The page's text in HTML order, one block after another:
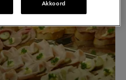
Akkoord